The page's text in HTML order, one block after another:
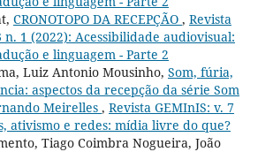
CRONOTOPO DA RECEPÇÃO , Revista
n. 1 (2022): Acessibilidade audiovisual:
e linguagem - Parte 2
Luiz Antonio Mousinho, Som, fúria,
aspectos da recepção da série Som
Meirelles , Revista GEMInIS: v. 7
ativismo e redes: mídia livre do que?
Tiago Coimbra Nogueira, João